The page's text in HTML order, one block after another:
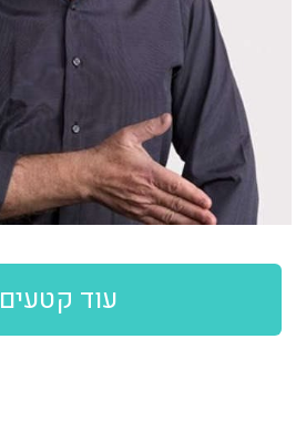
עוד קטעים